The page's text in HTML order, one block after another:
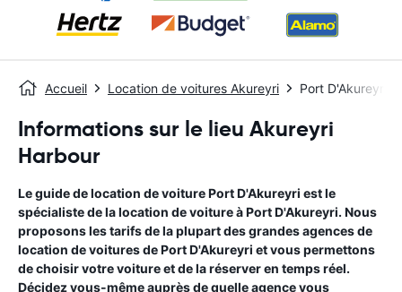
Accueil Location de voitures Akureyri Port D'Akureyri
Informations sur le lieu Akureyri
Harbour
Le guide de location de voiturePort D'Akureyri est le
spécialiste de la location de voiture àPort D'Akureyri. Nous
proposons les tarifs de la plupart des grandes agences de
location de voitures dePort D'Akureyri et vous permettons
de choisir votre voiture et de la réserver en temps réel.
Décidez vous-même auprès de quelle agence vous